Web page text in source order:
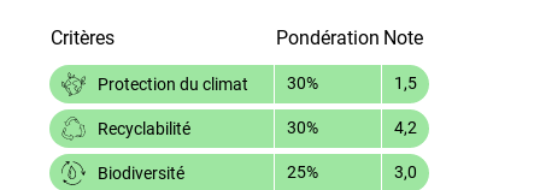
Critères Pondération Note
Protection du climat 30% 1,5
Recyclabilité 30% 4,2
Biodiversité 25% 3,0